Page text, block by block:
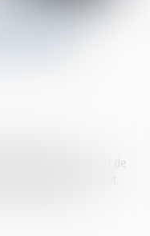
toujours
le
des baux
locaux à l’expiration de
qu’il ne soit
sociétés...